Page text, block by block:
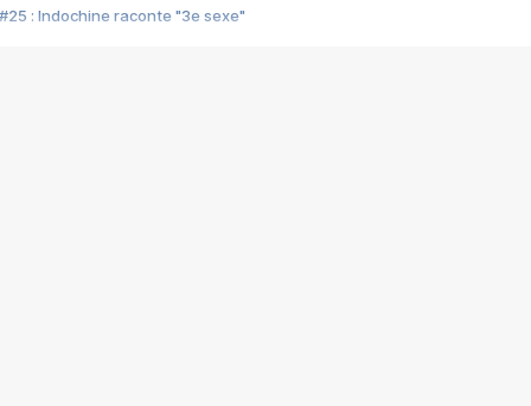
#25 : Indochine raconte "3e sexe"